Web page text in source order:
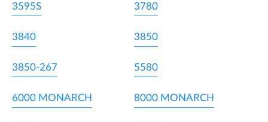
3595S 3780
3840 3850
3850-267 5580
6000 MONARCH 8000 MONARCH